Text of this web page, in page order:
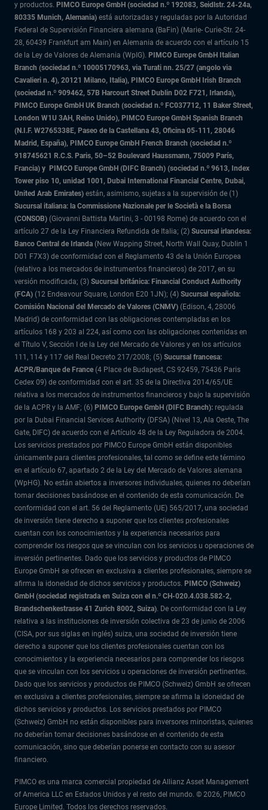
y productos. PIMCO Europe GmbH (sociedad n.º 192083, Seidlstr. 24-24a,
80335 Munich, Alemania) está autorizadas y reguladas por la Autoridad
Federal de Supervisión Financiera alemana (BaFin) (Marie- Curie-Str. 24-
28, 60439 Frankfurt am Main) en Alemania de acuerdo con el artículo 15
de la Ley de Valores de Alemania (WpIG). PIMCO Europe GmbH Italian
Branch (sociedad n.º 10005170963, via Turati nn. 25/27 (angolo via
Cavalieri n. 4), 20121 Milano, Italia), PIMCO Europe GmbH Irish Branch
(sociedad n.º 909462, 57B Harcourt Street Dublin D02 F721, Irlanda),
PIMCO Europe GmbH UK Branch (sociedad n.º FC037712, 11 Baker Street,
London W1U 3AH, Reino Unido), PIMCO Europe GmbH Spanish Branch
(N.I.F. W2765338E, Paseo de la Castellana 43, Oficina 05-111, 28046
Madrid, España), PIMCO Europe GmbH French Branch (sociedad n.º
918745621 R.C.S. Paris, 50–52 Boulevard Haussmann, 75009 París,
Francia) y PIMCO Europe GmbH (DIFC Branch) (sociedad n.º 9613, Index
Tower piso 10, unidad 1001, Dubai International Financial Centre, Dubai,
United Arab Emirates) están, asimismo, sujetas a la supervisión de (1)
Sucursal italiana: la Commissione Nazionale per le Società e la Borsa
(CONSOB) (Giovanni Battista Martini, 3 - 00198 Rome) de acuerdo con el
artículo 27 de la Ley Financiera Refundida de Italia; (2) Sucursal irlandesa:
Banco Central de Irlanda (New Wapping Street, North Wall Quay, Dublin 1
D01 F7X3) de conformidad con el Reglamento 43 de la Unión Europea
(relativo a los mercados de instrumentos financieros) de 2017, en su
versión modificada; (3) Sucursal británica: Financial Conduct Authority
(FCA) (12 Endeavour Square, London E20 1JN); (4) Sucursal española:
Comisión Nacional del Mercado de Valores (CNMV) (Edison, 4, 28006
Madrid) de conformidad con las obligaciones contempladas en los
artículos 168 y 203 al 224, así como con las obligaciones contenidas en
el Título V, Sección I de la Ley del Mercado de Valores y en los artículos
111, 114 y 117 del Real Decreto 217/2008; (5) Sucursal francesa:
ACPR/Banque de France (4 Place de Budapest, CS 92459, 75436 Paris
Cedex 09) de conformidad con el art. 35 de la Directiva 2014/65/UE
relativa a los mercados de instrumentos financieros y bajo la supervisión
de la ACPR y la AMF; (6) PIMCO Europe GmbH (DIFC Branch): regulada
por la Dubai Financial Services Authority (DFSA) (Nivel 13, Ala Oeste, The
Gate, DIFC) de acuerdo con el Artículo 48 de la Ley Reguladora de 2004.
Los servicios prestados por PIMCO Europe GmbH están disponibles
únicamente para clientes profesionales, tal como se define este término
en el artículo 67, apartado 2 de la Ley del Mercado de Valores alemana
(WpHG). No están abiertos a inversores individuales, quienes no deberían
tomar decisiones basándose en el contenido de esta comunicación. De
conformidad con el art. 56 del Reglamento (UE) 565/2017, una sociedad
de inversión tiene derecho a suponer que los clientes profesionales
cuentan con los conocimientos y la experiencia necesarios para
comprender los riesgos que se vinculan con los servicios u operaciones de
inversión pertinentes. Dado que los servicios y productos de PIMCO
Europe GmbH se ofrecen en exclusiva a clientes profesionales, siempre se
afirma la idoneidad de dichos servicios y productos. PIMCO (Schweiz)
GmbH (sociedad registrada en Suiza con el n.º CH-020.4.038.582-2,
Brandschenkestrasse 41 Zurich 8002, Suiza). De conformidad con la Ley
relativa a las instituciones de inversión colectiva de 23 de junio de 2006
(CISA, por sus siglas en inglés) suiza, una sociedad de inversión tiene
derecho a suponer que los clientes profesionales cuentan con los
conocimientos y la experiencia necesarios para comprender los riesgos
que se vinculan con los servicios u operaciones de inversión pertinentes.
Dado que los servicios y productos de PIMCO (Schweiz) GmbH se ofrecen
en exclusiva a clientes profesionales, siempre se afirma la idoneidad de
dichos servicios y productos. Los servicios prestados por PIMCO
(Schweiz) GmbH no están disponibles para inversores minoristas, quienes
no deberían tomar decisiones basándose en el contenido de esta
comunicación, sino que deberían ponerse en contacto con su asesor
financiero.
PIMCO es una marca comercial propiedad de Allianz Asset Management
of America LLC en Estados Unidos y el resto del mundo. © 2026, PIMCO
Europe Limited. Todos los derechos reservados.